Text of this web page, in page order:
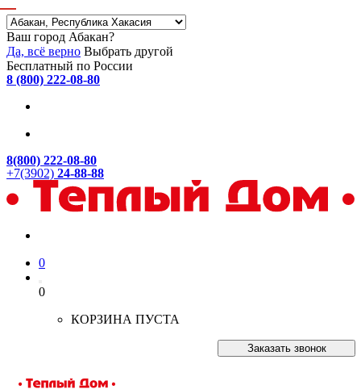
Ваш город Абакан?
Да, всё верно Выбрать другой
Бесплатный по России
8 (800) 222-08-80
8(800) 222-08-80
+7(3902) 24-88-88
0
0
КОРЗИНА ПУСТА
Заказать звонок